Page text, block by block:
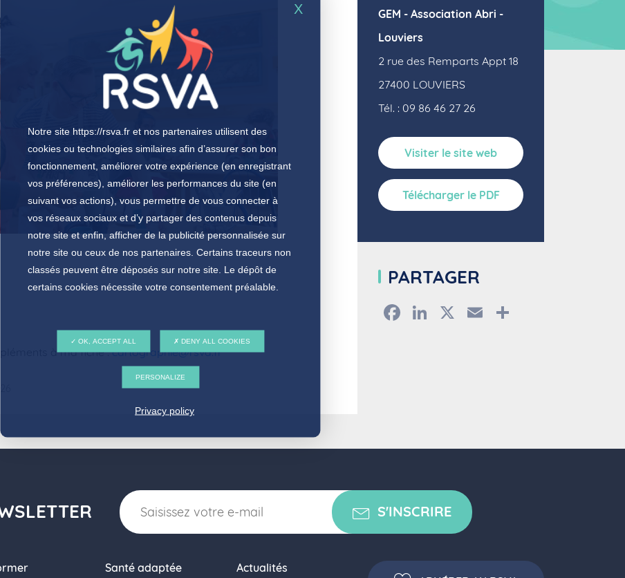
GEM - Association Abri -
Louviers
2 rue des Remparts Appt 18
27400 LOUVIERS
Tél. : 09 86 46 27 26
Visiter le site web
Télécharger le PDF
PARTAGER
Facebook
LinkedIn
X Email
à ma fiche :cartographie@rsva.fr
S'INSCRIRE
Santé adaptée
Actualités
X
Notre site https://rsva.fr et nos partenaires utilisent des
cookies ou technologies similaires afin d’assurer son bon
fonctionnement, améliorer votre expérience (en enregistrant
vos préférences), améliorer les performances du site (en
suivant vos actions), vous permettre de vous connecter à
vos réseaux sociaux et d’y partager des contenus depuis
notre site et enfin, afficher de la publicité personnalisée sur
notre site ou ceux de nos partenaires. Certains traceurs non
classés peuvent être déposés sur notre site. Le dépôt de
certains cookies nécessite votre consentement préalable.
OK, ACCEPT ALL DENY ALL COOKIES
PERSONALIZE
Privacy policy